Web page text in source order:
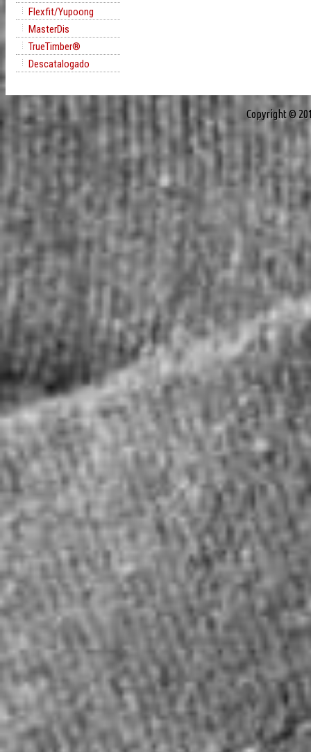
Flexfit/Yupoong
MasterDis
TrueTimber®
Descatalogado
Copyright ©